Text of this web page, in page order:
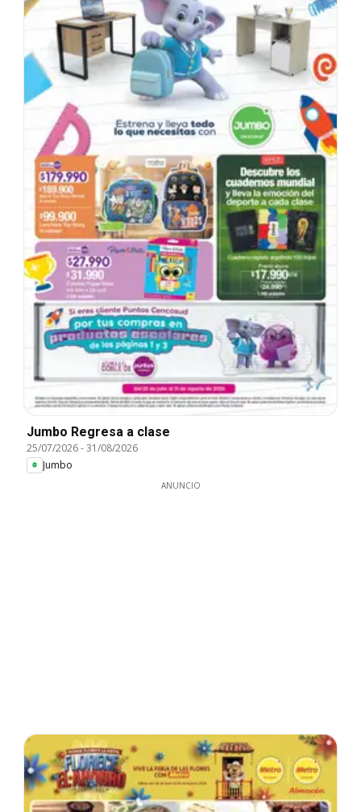
Jumbo Regresa a clase
25/07/2026-31/08/2026
Jumbo
ANUNCIO